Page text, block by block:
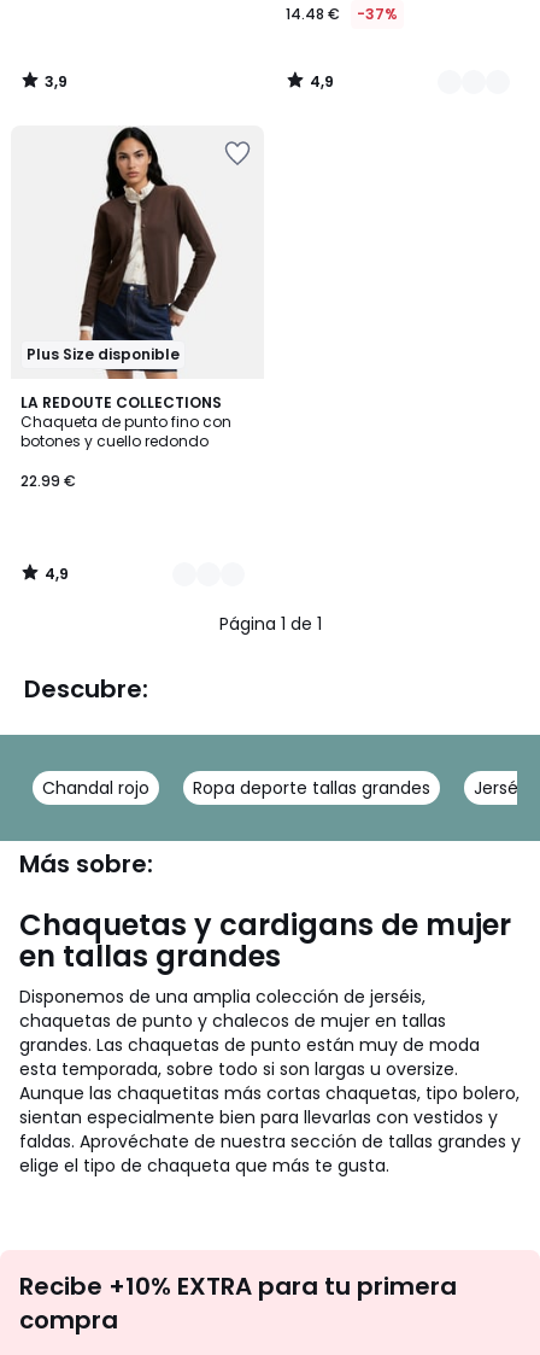
3,9
/
14.48 € -37%
4,9
/
Plus Size disponible
LA REDOUTE COLLECTIONS
Chaqueta de punto fino con
botones y cuello redondo
22.99 €
4,9
/ 5
3
Colores
4,9
/
Página 1 de 1
Descubre:
Chandal rojo Ropa deporte tallas grandes Jerséis
Más sobre:
Chaquetas y cardigans de mujer
en tallas grandes
Disponemos de una amplia colección de jerséis,
chaquetas de punto y chalecos de mujer en tallas
grandes. Las chaquetas de punto están muy de moda
esta temporada, sobre todo si son largas u oversize.
Aunque las chaquetitas más cortas chaquetas, tipo bolero,
sientan especialmente bien para llevarlas con vestidos y
faldas. Aprovéchate de nuestra sección de tallas grandes y
elige el tipo de chaqueta que más te gusta.
te
Recibe +10% EXTRA para tu primera
compra